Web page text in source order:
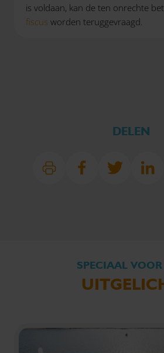
is voldaan, kan de ten onrechte
fiscus worden teruggevraagd.
DELEN
SPECIAAL VOOR